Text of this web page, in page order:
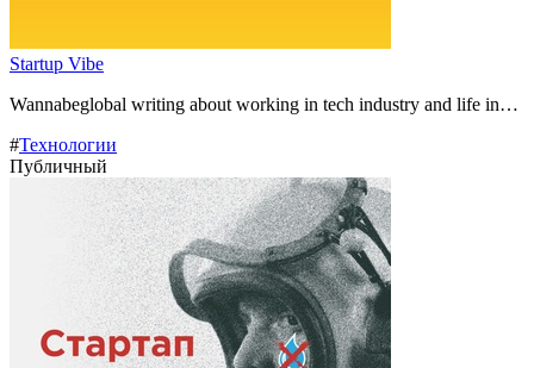
Startup Vibe
Wannabeglobal writing about working in tech industry and life in…
#Технологии
Публичный